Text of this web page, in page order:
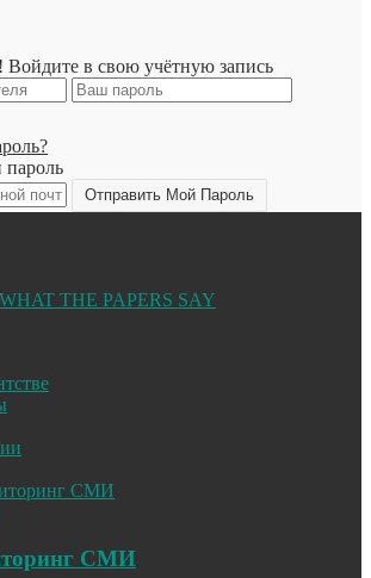
Войдите в свою учётную запись
пароль
СМИ